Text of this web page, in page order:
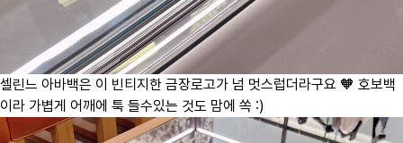
셀린느 아바백은 이 빈티지한 금장로고가 넘 멋스럽더라구요 🧡 호보백
이라 가볍게 어깨에 툭 들수있는 것도 맘에 쏙 :)